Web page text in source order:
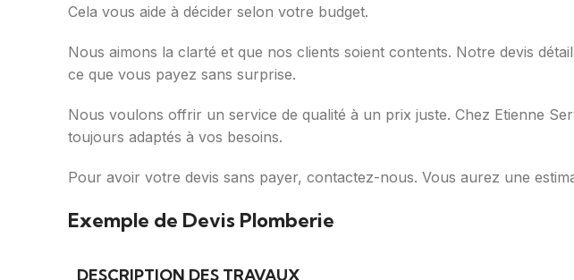
Cela vous aide à décider selon votre budget.
Nous aimons la clarté et que nos clients soient contents. Notre devis
ce que vous payez sans surprise.
Nous voulons offrir un service de qualité à un prix juste. Chez Etienne
toujours adaptés à vos besoins.
Pour avoir votre devis sans payer, contactez-nous. Vous aurez une
Exemple de Devis Plomberie
DESCRIPTION DES TRAVAUX